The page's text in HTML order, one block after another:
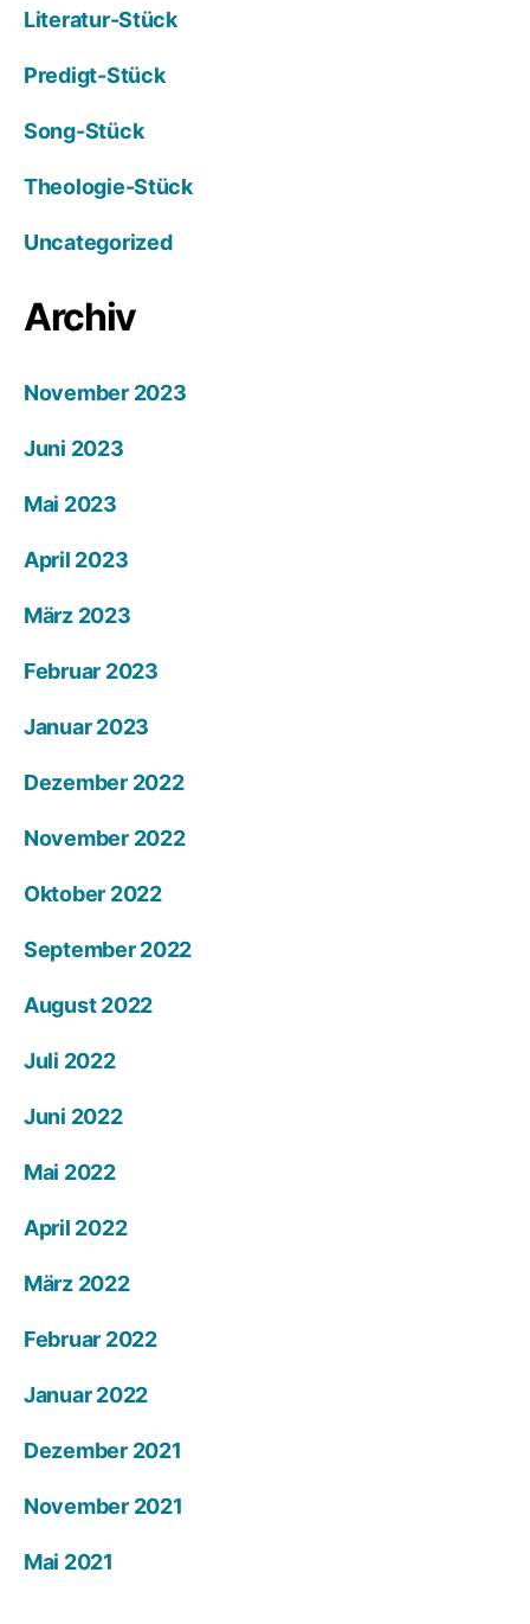
Literatur-Stück
Predigt-Stück
Song-Stück
Theologie-Stück
Uncategorized
Archiv
November 2023
Juni 2023
Mai 2023
April 2023
März 2023
Februar 2023
Januar 2023
Dezember 2022
November 2022
Oktober 2022
September 2022
August 2022
Juli 2022
Juni 2022
Mai 2022
April 2022
März 2022
Februar 2022
Januar 2022
Dezember 2021
November 2021
Mai 2021